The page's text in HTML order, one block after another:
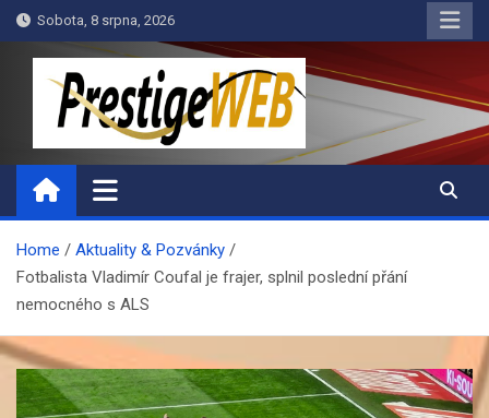
Skip
to
Sobota, 8 srpna, 2026
PrestigeWEB
Home
Aktuality & Pozvánky
Fotbalista Vladimír Coufal je frajer, splnil poslední přání
nemocného s ALS